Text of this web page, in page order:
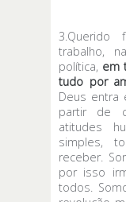
3.Querido
trabalho,
política, em
tudo por
Deus entra
partir de
atitudes
simples,
receber.
por isso
todos.